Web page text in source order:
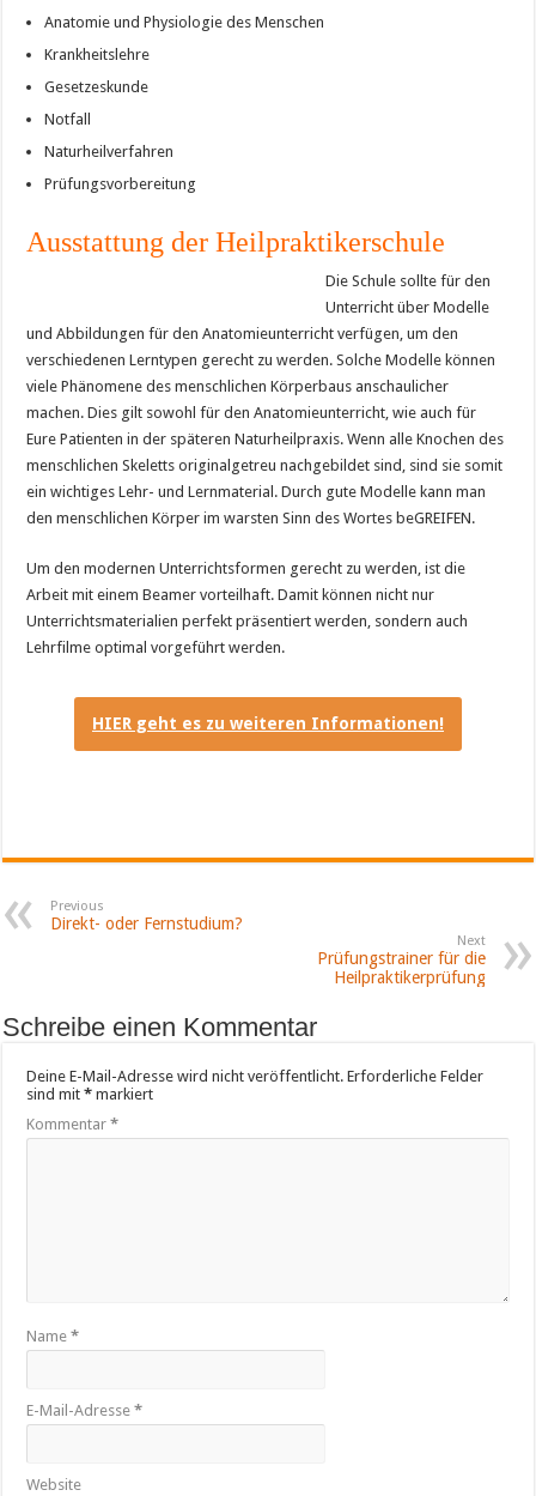
Anatomie und Physiologie des Menschen
Krankheitslehre
Gesetzeskunde
Notfall
Naturheilverfahren
Prüfungsvorbereitung
Ausstattung der Heilpraktikerschule
Die Schule sollte für den
Unterricht über Modelle
und Abbildungen für den Anatomieunterricht verfügen, um den
verschiedenen Lerntypen gerecht zu werden. Solche Modelle können
viele Phänomene des menschlichen Körperbaus anschaulicher
machen. Dies gilt sowohl für den Anatomieunterricht, wie auch für
Eure Patienten in der späteren Naturheilpraxis. Wenn alle Knochen des
menschlichen Skeletts originalgetreu nachgebildet sind, sind sie somit
ein wichtiges Lehr- und Lernmaterial. Durch gute Modelle kann man
den menschlichen Körper im warsten Sinn des Wortes beGREIFEN.
Um den modernen Unterrichtsformen gerecht zu werden, ist die
Arbeit mit einem Beamer vorteilhaft. Damit können nicht nur
Unterrichtsmaterialien perfekt präsentiert werden, sondern auch
Lehrfilme optimal vorgeführt werden.
HIER geht es zu weiteren Informationen!
Previous
Direkt- oder Fernstudium?
Next
Prüfungstrainer für die
Heilpraktikerprüfung
Schreibe einen Kommentar
Deine E-Mail-Adresse wird nicht veröffentlicht. Erforderliche Felder
sind mit* markiert
Kommentar*
Name*
E-Mail-Adresse*
Website